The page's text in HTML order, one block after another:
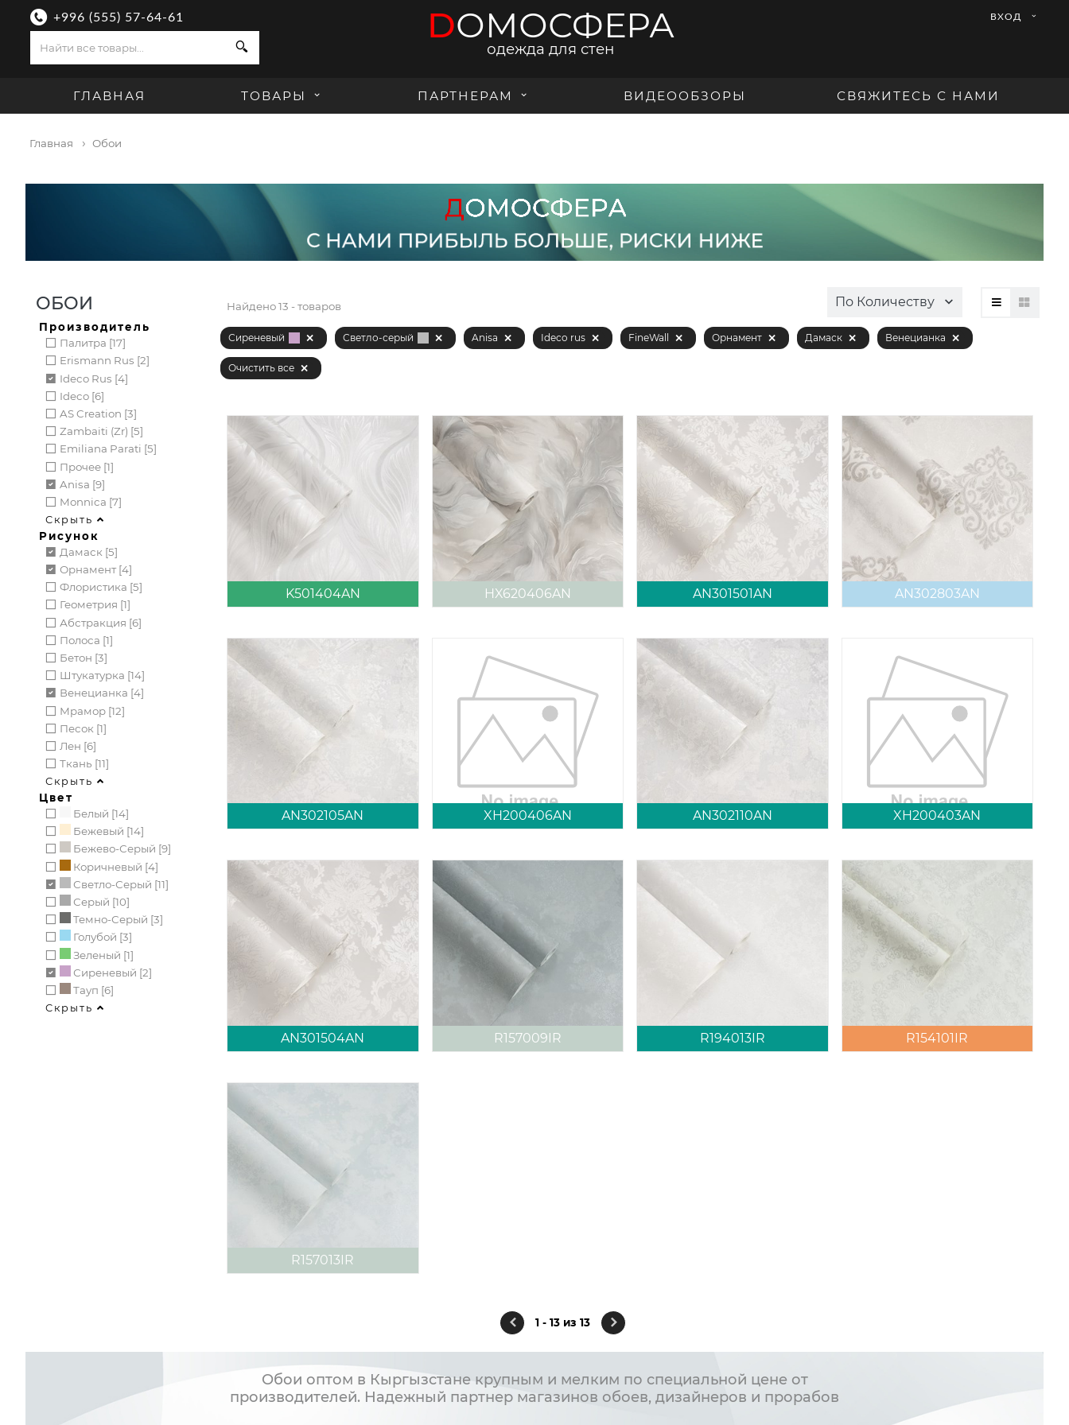
+996 (555) 57-64-61
DОМОСФЕРА
одежда для стен
ВХОД
ГЛАВНАЯ ТОВАРЫ ПАРТНЕРАМ ВИДЕООБЗОРЫ СВЯЖИТЕСЬ С НАМИ
Главная Обои
ОБОИ
Производитель
Палитра [17]
Erismann Rus [2]
Ideco Rus [4]
Ideco [6]
AS Creation [3]
Zambaiti (zr) [5]
Emiliana Parati [5]
Прочее [1]
Anisa [9]
Monnica [7]
Скрыть
Рисунок
Дамаск [5]
Орнамент [4]
Флористика [5]
Геометрия [1]
Абстракция [6]
Полоса [1]
Бетон [3]
Штукатурка [14]
Венецианка [4]
Мрамор [12]
Песок [1]
Лен [6]
Ткань [11]
Скрыть
Цвет
Белый [14]
Бежевый [14]
Бежево-Серый [9]
Коричневый [4]
Светло-Серый [11]
Серый [10]
Темно-Серый [3]
Голубой [3]
Зеленый [1]
Сиреневый [2]
Тауп [6]
Скрыть
Найдено13 - товаров По Количеству
Сиреневый Светло-серый Anisa Ideco rus FineWall Орнамент Дамаск Венецианка
Очистить все
K501404AN HX620406AN AN301501AN AN302803AN
AN302105AN XH200406AN AN302110AN XH200403AN
AN301504AN R157009IR R194013IR R154101IR
R157013IR
1 - 13 из 13
Обои оптом в Кыргызстане крупным и мелким по специальной цене от
производителей. Надежный партнер магазинов обоев, дизайнеров и прорабов